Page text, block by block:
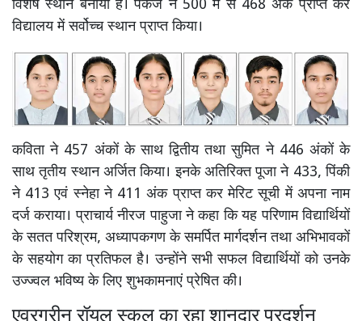
विशेष स्थान बनाया है। पंकज ने 500 में से 468 अंक प्राप्त कर
विद्यालय में सर्वोच्च स्थान प्राप्त किया।
कविता ने 457 अंकों के साथ द्वितीय तथा सुमित ने 446 अंकों के
साथ तृतीय स्थान अर्जित किया। इनके अतिरिक्त पूजा ने 433, पिंकी
ने 413 एवं स्नेहा ने 411 अंक प्राप्त कर मेरिट सूची में अपना नाम
दर्ज कराया। प्राचार्य नीरज पाहुजा ने कहा कि यह परिणाम विद्यार्थियों
के सतत परिश्रम, अध्यापकगण के समर्पित मार्गदर्शन तथा अभिभावकों
के सहयोग का प्रतिफल है। उन्होंने सभी सफल विद्यार्थियों को उनके
उज्ज्वल भविष्य के लिए शुभकामनाएं प्रेषित की।